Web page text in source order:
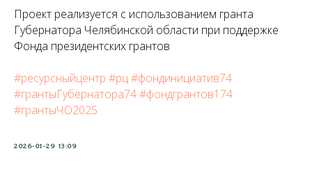
Проект реализуется с использованием гранта
Губернатора Челябинской области при поддержке
Фонда президентских грантов
#ресурсныйцентр #рц#фондинициатив74
#грантыГубернатора74#фондгрантов174
#грантыЧО2025
2026-01-29 13:09